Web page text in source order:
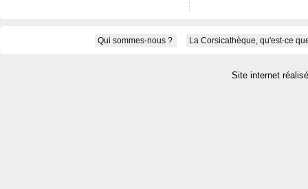
Qui sommes-nous ? La Corsicathèque, qu'est-ce
Site internet